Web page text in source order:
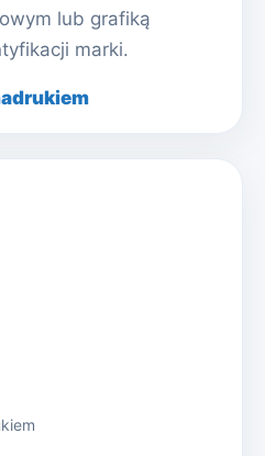
lub grafiką
marki.